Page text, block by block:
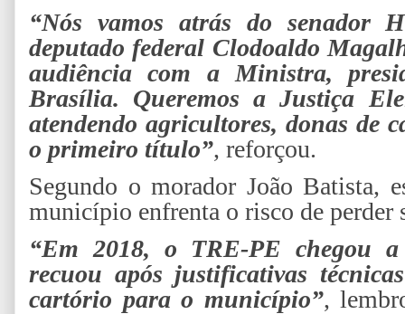
“Nós vamos atrás do senador
deputado federal Clodoaldo
audiência com a Ministra,
Brasília. Queremos a Justiça
atendendo agricultores, donas de
o primeiro título”, reforçou.
Segundo o morador João Batista,
município enfrenta o risco de perder
“Em 2018, o TRE-PE chegou
recuou após justificativas
cartório para o município”,